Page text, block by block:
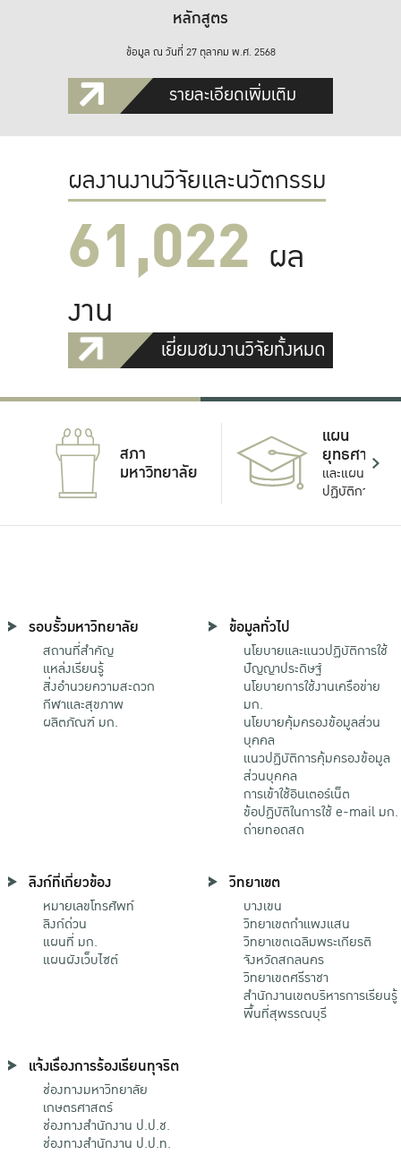
หลักสูตร
ข้อมูล ณ วันที่ 27 ตุลาคม พ.ศ. 2568
รายละเอียดเพิ่มเติม
ผลงานงานวิจัยและนวัตกรรม
61,022 ผล
งาน
เยี่ยมชมงานวิจัยทั้งหมด
สภา
มหาวิทยาลัย
แผน
ยุทธศาสตร์
และแผน
ปฏิบัติการ
รอบรั้วมหาวิทยาลัย
สถานที่สำคัญ
แหล่งเรียนรู้
สิ่งอำนวยความสะดวก
กีฬาและสุขภาพ
ผลิตภัณฑ์ มก.
ข้อมูลทั่วไป
นโยบายและแนวปฏิบัติการใช้
ปัญญาประดิษฐ์
นโยบายการใช้งานเครือข่าย
มก.
นโยบายคุ้มครองข้อมูลส่วน
บุคคล
แนวปฏิบัติการคุ้มครองข้อมูล
ส่วนบุคคล
การเข้าใช้อินเตอร์เน็ต
ข้อปฏิบัติในการใช้ e-mail มก.
ถ่ายทอดสด
ลิงก์ที่เกี่ยวข้อง
หมายเลขโทรศัพท์
ลิงก์ด่วน
แผนที่ มก.
แผนผังเว็บไซต์
วิทยาเขต
บางเขน
วิทยาเขตกําแพงแสน
วิทยาเขตเฉลิมพระเกียรติ
จังหวัดสกลนคร
วิทยาเขตศรีราชา
สำนักงานเขตบริหารการเรียนรู้
พื้นที่สุพรรณบุรี
แจ้งเรื่องการร้องเรียนทุจริต
ช่องทางมหาวิทยาลัย
เกษตรศาสตร์
ช่องทางสำนักงาน ป.ป.ช.
ช่องทางสำนักงาน ป.ป.ท.